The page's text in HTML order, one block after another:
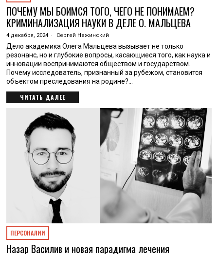
ПОЧЕМУ МЫ БОИМСЯ ТОГО, ЧЕГО НЕ ПОНИМАЕМ?
КРИМИНАЛИЗАЦИЯ НАУКИ В ДЕЛЕ О. МАЛЬЦЕВА
4 декабря, 2024 Сергей Нежинский
Дело академика Олега Мальцева вызывает не только
резонанс, но и глубокие вопросы, касающиеся того, как наука и
инновации воспринимаются обществом и государством.
Почему исследователь, признанный за рубежом, становится
объектом преследования на родине?…
ЧИТАТЬ ДАЛЕЕ
ПЕРСОНАЛИИ
Назар Василив и новая парадигма лечения